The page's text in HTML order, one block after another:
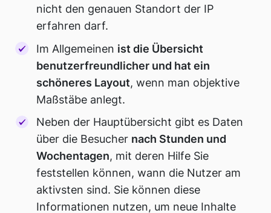
nicht den genauen Standort der IP
erfahren darf.
Im Allgemeinen ist die Übersicht
benutzerfreundlicher und hat ein
schöneres Layout, wenn man objektive
Maßstäbe anlegt.
Neben der Hauptübersicht gibt es Daten
über die Besucher nach Stunden und
Wochentagen, mit deren Hilfe Sie
feststellen können, wann die Nutzer am
aktivsten sind. Sie können diese
Informationen nutzen, um neue Inhalte